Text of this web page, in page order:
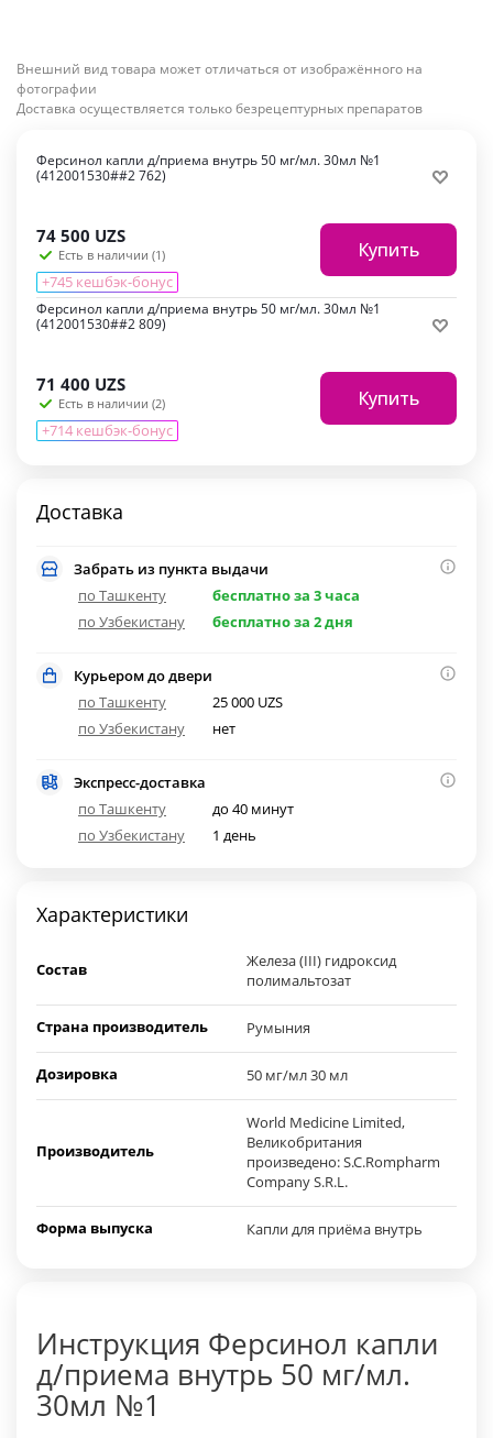
Внешний вид товара может отличаться от изображённого на
фотографии
Доставка осуществляется только безрецептурных препаратов
Ферсинол капли д/приема внутрь 50 мг/мл. 30мл №1
(412001530##2 762)
74 500 UZS
Есть в наличии (1)
+745 кешбэк-бонус
Купить
Ферсинол капли д/приема внутрь 50 мг/мл. 30мл №1
(412001530##2 809)
71 400 UZS
Есть в наличии (2)
+714 кешбэк-бонус
Купить
Доставка
Забрать из пункта выдачи
по Ташкенту
бесплатно за 3 часа
по Узбекистану
бесплатно за 2 дня
Курьером до двери
по Ташкенту
25 000 UZS
по Узбекистану
нет
Экспресс-доставка
по Ташкенту
до 40 минут
по Узбекистану
1 день
Характеристики
Состав
Железа (III) гидроксид
полимальтозат
Страна производитель Румыния
Дозировка 50 мг/мл 30 мл
Производитель
World Medicine Limited,
Великобритания
произведено: S.C.Rompharm
Company S.R.L.
Форма выпуска Капли для приёма внутрь
Инструкция Ферсинол капли
д/приема внутрь 50 мг/мл.
30мл №1